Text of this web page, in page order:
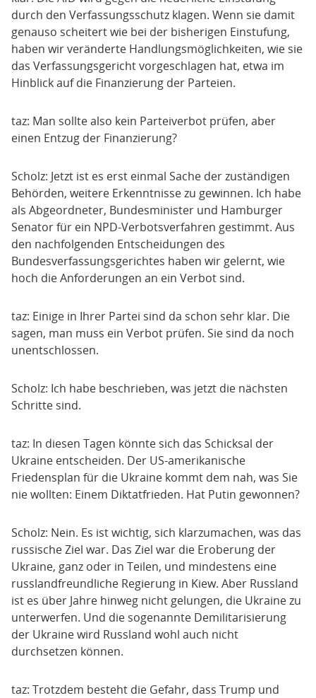
durch den Verfassungsschutz klagen. Wenn sie damit
genauso scheitert wie bei der bisherigen Einstufung,
haben wir veränderte Handlungsmöglichkeiten, wie sie
das Verfassungsgericht vorgeschlagen hat, etwa im
Hinblick auf die Finanzierung der Parteien.
taz: Man sollte also kein Parteiverbot prüfen, aber
einen Entzug der Finanzierung?
Scholz: Jetzt ist es erst einmal Sache der zuständigen
Behörden, weitere Erkenntnisse zu gewinnen. Ich habe
als Abgeordneter, Bundesminister und Hamburger
Senator für ein NPD-Verbotsverfahren gestimmt. Aus
den nachfolgenden Entscheidungen des
Bundesverfassungsgerichtes haben wir gelernt, wie
hoch die Anforderungen an ein Verbot sind.
taz: Einige in Ihrer Partei sind da schon sehr klar. Die
sagen, man muss ein Verbot prüfen. Sie sind da noch
unentschlossen.
Scholz: Ich habe beschrieben, was jetzt die nächsten
Schritte sind.
taz: In diesen Tagen könnte sich das Schicksal der
Ukraine entscheiden. Der US-amerikanische
Friedensplan für die Ukraine kommt dem nah, was Sie
nie wollten: Einem Diktatfrieden. Hat Putin gewonnen?
Scholz: Nein. Es ist wichtig, sich klarzumachen, was das
russische Ziel war. Das Ziel war die Eroberung der
Ukraine, ganz oder in Teilen, und mindestens eine
russlandfreundliche Regierung in Kiew. Aber Russland
ist es über Jahre hinweg nicht gelungen, die Ukraine zu
unterwerfen. Und die sogenannte Demilitarisierung
der Ukraine wird Russland wohl auch nicht
durchsetzen können.
taz: Trotzdem besteht die Gefahr, dass Trump und